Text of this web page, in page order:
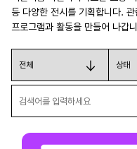
등 다양한 전시를 기획합니다.
프로그램과 활동을 만들어 나갑